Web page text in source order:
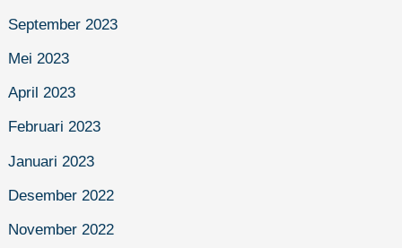
September 2023
Mei 2023
April 2023
Februari 2023
Januari 2023
Desember 2022
November 2022